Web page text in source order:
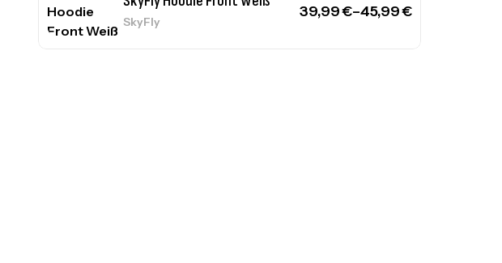
SkyFly
39,99€–45,99€